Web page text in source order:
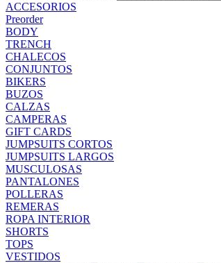
ACCESORIOS
Preorder
BODY
TRENCH
CHALECOS
CONJUNTOS
BIKERS
BUZOS
CALZAS
CAMPERAS
GIFT CARDS
JUMPSUITS CORTOS
JUMPSUITS LARGOS
MUSCULOSAS
PANTALONES
POLLERAS
REMERAS
ROPA INTERIOR
SHORTS
TOPS
VESTIDOS